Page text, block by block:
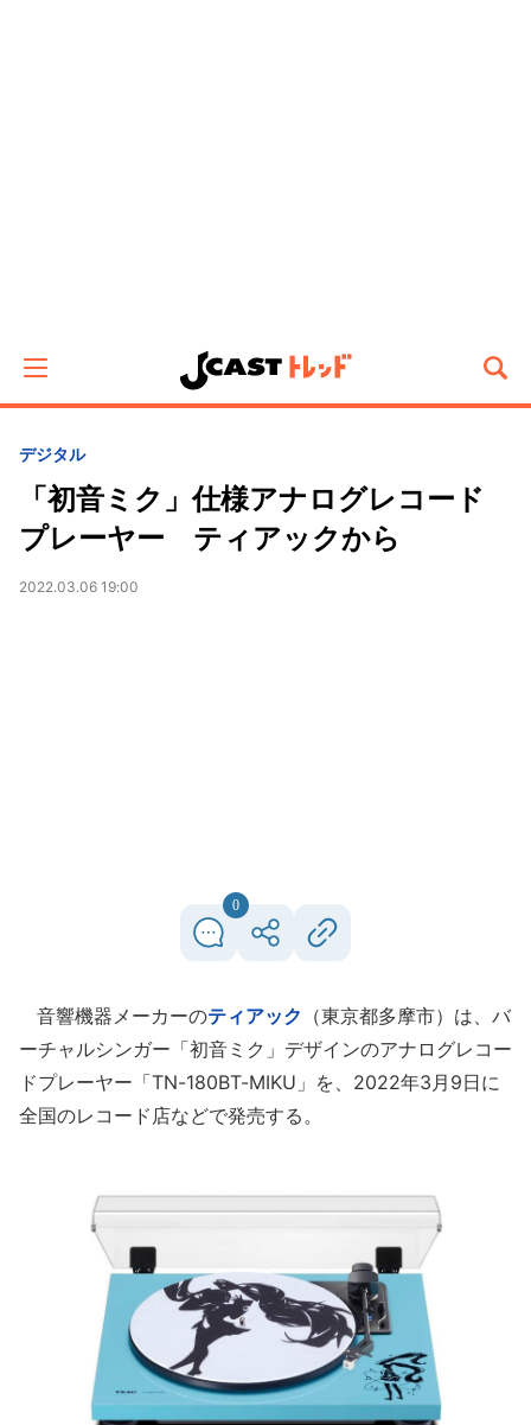
デジタル
「初音ミク」仕様アナログレコード
プレーヤー ティアックから
2022.03.06 19:00
0
音響機器メーカーのティアック （東京都多摩市）は、バ
ーチャルシンガー「初音ミク」デザインのアナログレコー
ドプレーヤー「TN-180BT-MIKU」を、2022年3月9日に
全国のレコード店などで発売する。